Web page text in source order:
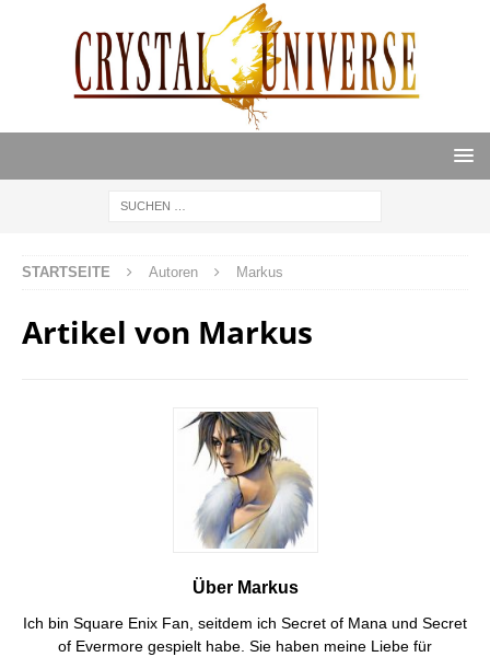
STARTSEITE Autoren Markus
Artikel von Markus
Über Markus
Ich bin Square Enix Fan, seitdem ich Secret of Mana und Secret
of Evermore gespielt habe. Sie haben meine Liebe für